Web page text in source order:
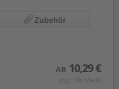
Zubehör
AB 10,29 €
(zzgl. 19% Mwst.)